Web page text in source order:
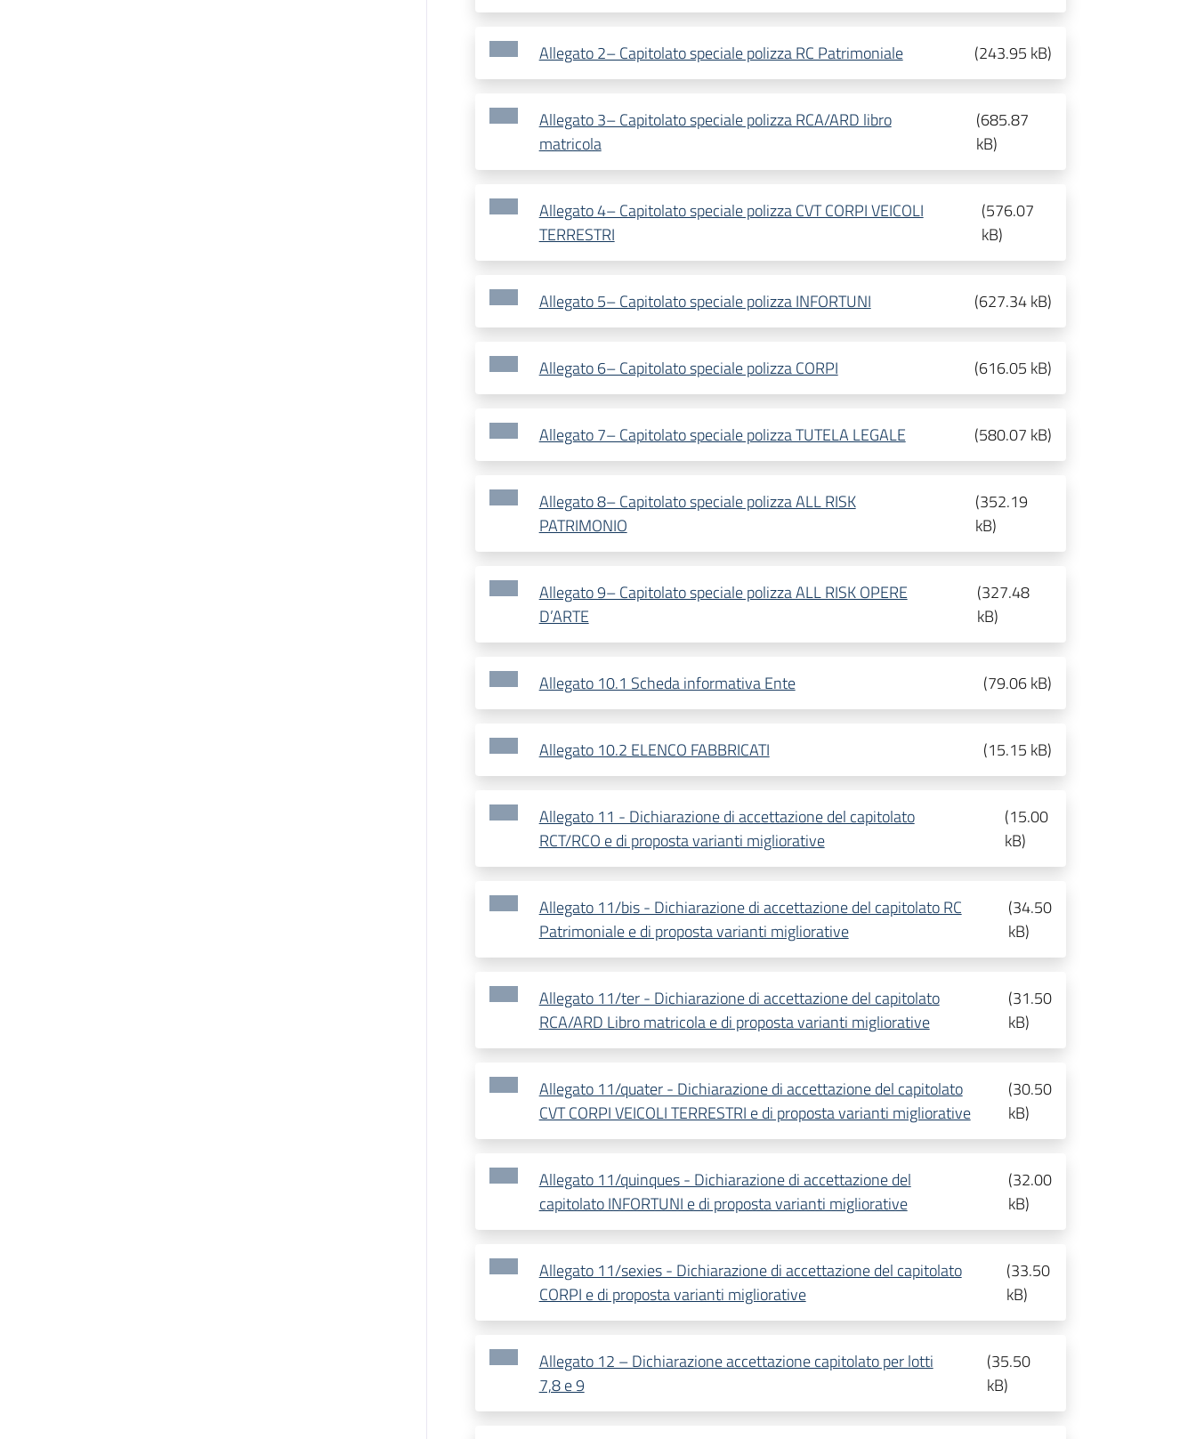
Allegato 2– Capitolato speciale polizza RC Patrimoniale (243.95 kB)
Allegato 3– Capitolato speciale polizza RCA/ARD libro
matricola
(685.87
kB)
Allegato 4– Capitolato speciale polizza CVT CORPI VEICOLI
TERRESTRI
(576.07
kB)
Allegato 5– Capitolato speciale polizza INFORTUNI (627.34 kB)
Allegato 6– Capitolato speciale polizza CORPI (616.05 kB)
Allegato 7– Capitolato speciale polizza TUTELA LEGALE (580.07 kB)
Allegato 8– Capitolato speciale polizza ALL RISK
PATRIMONIO
(352.19
kB)
Allegato 9– Capitolato speciale polizza ALL RISK OPERE
D’ARTE
(327.48
kB)
Allegato 10.1 Scheda informativa Ente (79.06 kB)
Allegato 10.2 ELENCO FABBRICATI (15.15 kB)
Allegato 11 - Dichiarazione di accettazione del capitolato
RCT/RCO e di proposta varianti migliorative
(15.00
kB)
Allegato 11/bis - Dichiarazione di accettazione del capitolato RC
Patrimoniale e di proposta varianti migliorative
(34.50
kB)
Allegato 11/ter - Dichiarazione di accettazione del capitolato
RCA/ARD Libro matricola e di proposta varianti migliorative
(31.50
kB)
Allegato 11/quater - Dichiarazione di accettazione del capitolato
CVT CORPI VEICOLI TERRESTRI e di proposta varianti migliorative
(30.50
kB)
Allegato 11/quinques - Dichiarazione di accettazione del
capitolato INFORTUNI e di proposta varianti migliorative
(32.00
kB)
Allegato 11/sexies - Dichiarazione di accettazione del capitolato
CORPI e di proposta varianti migliorative
(33.50
kB)
Allegato 12 – Dichiarazione accettazione capitolato per lotti
7,8 e 9
(35.50
kB)